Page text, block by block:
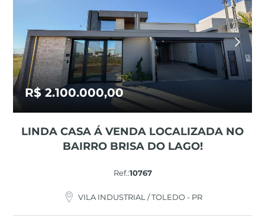
R$ 2.100.000,00
LINDA CASA Á VENDA LOCALIZADA NO
BAIRRO BRISA DO LAGO!
Ref.:10767
VILA INDUSTRIAL / TOLEDO - PR